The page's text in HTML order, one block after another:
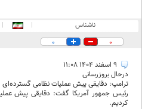
ناشناس |
|
0
0
درحال بروزرسانی
ترامپ: دقایقی پیش عملیات نظامی گسترده‌ای
رئیس جمهور آمریکا گفت: دقایقی پیش
کردیم.